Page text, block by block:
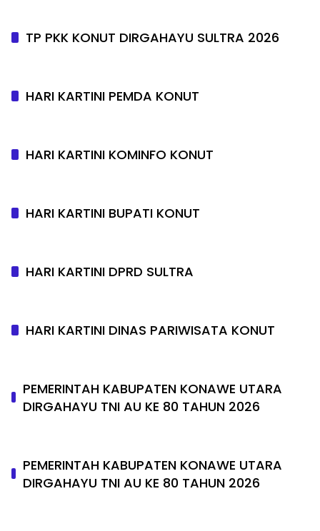
TP PKK KONUT DIRGAHAYU SULTRA 2026
HARI KARTINI PEMDA KONUT
HARI KARTINI KOMINFO KONUT
HARI KARTINI BUPATI KONUT
HARI KARTINI DPRD SULTRA
HARI KARTINI DINAS PARIWISATA KONUT
PEMERINTAH KABUPATEN KONAWE UTARA
DIRGAHAYU TNI AU KE 80 TAHUN 2026
PEMERINTAH KABUPATEN KONAWE UTARA
DIRGAHAYU TNI AU KE 80 TAHUN 2026